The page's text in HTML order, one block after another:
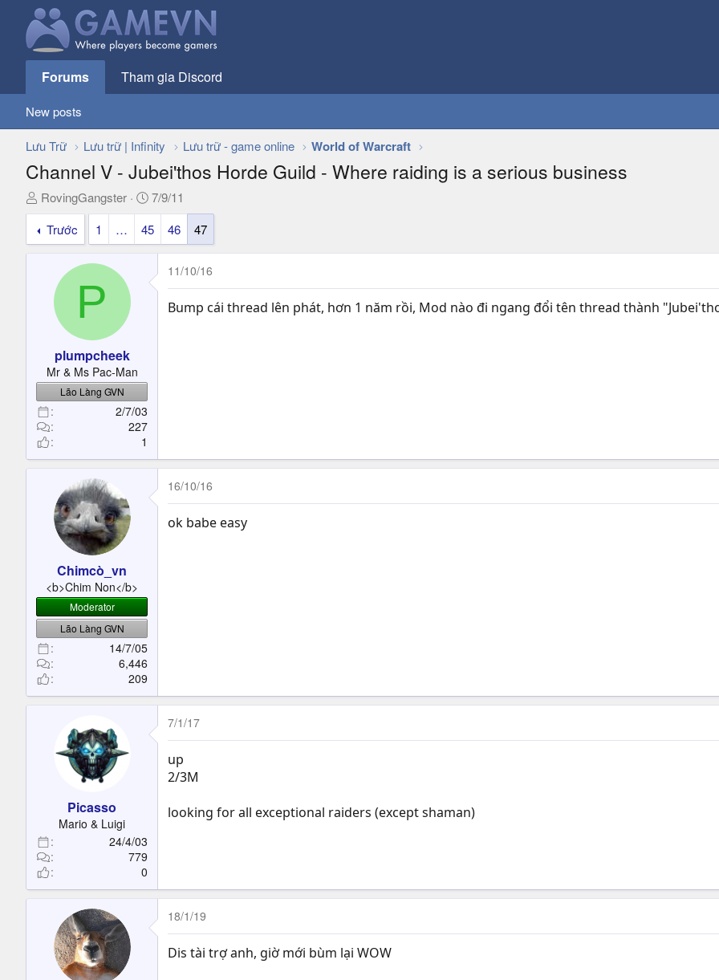
Forums Tham gia Discord
New posts
Lưu Trữ Lưu trữ | Infinity Lưu trữ - game online World of Warcraft
Channel V - Jubei'thos Horde Guild - Where raiding is a serious business
T
h
e
e
r
RovingGangster
N
g
à
y
ử
7/9/11
Trước
1 … 45 46 47
P
plumpcheek
Mr & Ms Pac-Man
Lão Làng GVN
2/7/03
227
1
11/10/16
Bump cái thread lên phát, hơn 1 năm rồi, Mod nào đi ngang đổi tên thread thành
Chimcò_vn
<b>Chim Non</b>
Moderator
Lão Làng GVN
14/7/05
6,446
209
16/10/16
ok babe easy
Picasso
Mario & Luigi
24/4/03
779
0
7/1/17
up
2/3M
looking for all exceptional raiders (except shaman)
18/1/19
Dis tài trợ anh, giờ mới bùm lại WOW